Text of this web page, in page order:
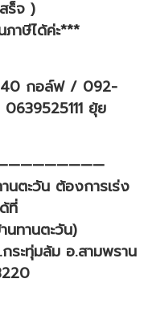
ร็จ )
าษีได้ค่ะ***
กอล์ฟ / 092-
ยุ้ย
นตะวัน ต้องการเร่ง
ที่
นทานตะวัน)
ระทุ่มล้ม อ.สามพราน